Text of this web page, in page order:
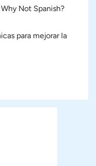
Why Not Spanish?
para mejorar la